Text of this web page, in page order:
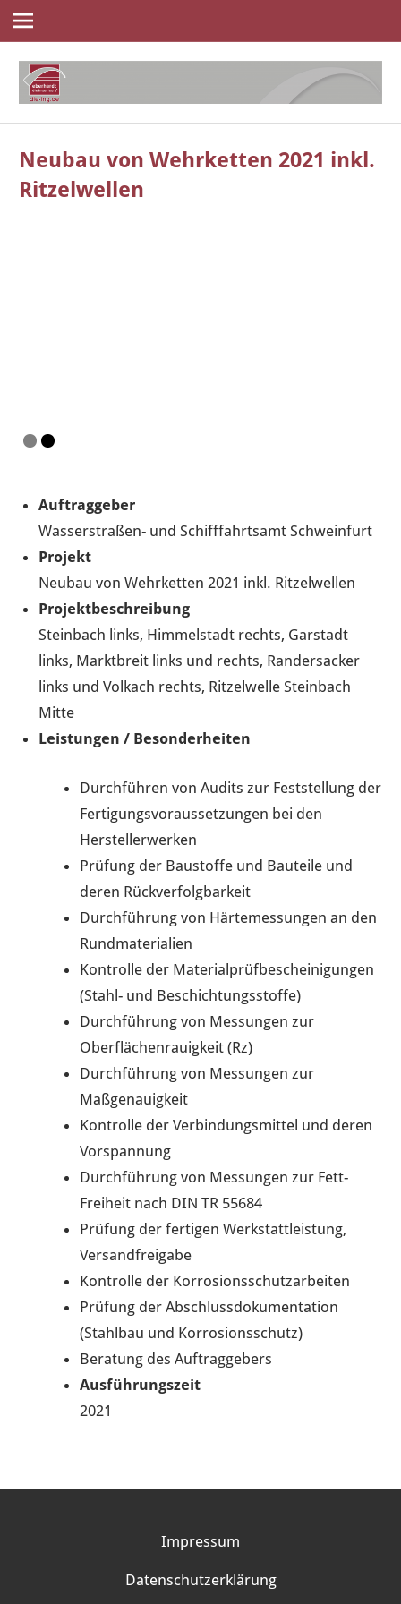
Navigation
Inhalt
springen
eberhardt
Neubau von Wehrketten 2021 inkl.
Ritzelwellen
Auftraggeber
Wasserstraßen- und Schifffahrtsamt Schweinfurt
Projekt
Neubau von Wehrketten 2021 inkl. Ritzelwellen
Projektbeschreibung
Steinbach links, Himmelstadt rechts, Garstadt
links, Marktbreit links und rechts, Randersacker
links und Volkach rechts, Ritzelwelle Steinbach
Mitte
Leistungen / Besonderheiten
Durchführen von Audits zur Feststellung der
Fertigungsvoraussetzungen bei den
Herstellerwerken
Prüfung der Baustoffe und Bauteile und
deren Rückverfolgbarkeit
Durchführung von Härtemessungen an den
Rundmaterialien
Kontrolle der Materialprüfbescheinigungen
(Stahl- und Beschichtungsstoffe)
Durchführung von Messungen zur
Oberflächenrauigkeit (Rz)
Durchführung von Messungen zur
Maßgenauigkeit
Kontrolle der Verbindungsmittel und deren
Vorspannung
Durchführung von Messungen zur Fett-
Freiheit nach DIN TR 55684
Prüfung der fertigen Werkstattleistung,
Versandfreigabe
Kontrolle der Korrosionsschutzarbeiten
Prüfung der Abschlussdokumentation
(Stahlbau und Korrosionsschutz)
Beratung des Auftraggebers
Ausführungszeit
2021
09
Impressum
Datenschutzerklärung